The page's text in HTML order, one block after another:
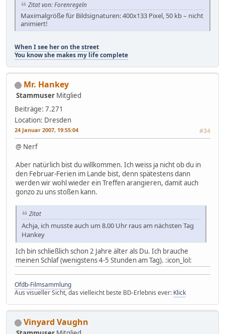
Zitat von: Forenregeln
Maximalgröße für Bildsignaturen: 400x133 Pixel, 50 kb – nicht
animiert!
When I see her on the street
You know she makes my life complete
Mr. Hankey
Stammuser Mitglied
Beiträge: 7.271
Location: Dresden
24 Januar 2007, 19:55:04 #34
@ Nerf
Aber natürlich bist du willkommen. Ich weiss ja nicht ob du in
den Februar-Ferien im Lande bist, denn spätestens dann
werden wir wohl wieder ein Treffen arangieren, damit auch
gonzo zu uns stoßen kann.
Zitat
Achja, ich musste auch um 8.00 Uhr raus am nächsten Tag
Hankey
Ich bin schließlich schon 2 Jahre älter als Du. Ich brauche
meinen Schlaf (wenigstens 4-5 Stunden am Tag). :icon_lol:
Ofdb-Filmsammlung
Aus visueller Sicht, das vielleicht beste BD-Erlebnis ever: Klick
Vinyard Vaughn